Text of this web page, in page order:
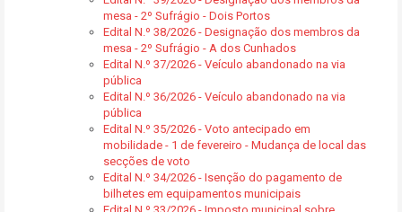
mesa - 2º Sufrágio - Dois Portos
Edital N.º 38/2026 - Designação dos membros da
mesa - 2º Sufrágio - A dos Cunhados
Edital N.º 37/2026 - Veículo abandonado na via
pública
Edital N.º 36/2026 - Veículo abandonado na via
pública
Edital N.º 35/2026 - Voto antecipado em
mobilidade - 1 de fevereiro - Mudança de local das
secções de voto
Edital N.º 34/2026 - Isenção do pagamento de
bilhetes em equipamentos municipais